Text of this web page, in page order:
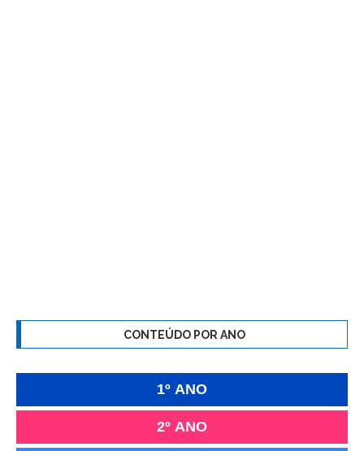
CONTEÚDO POR ANO
1º ANO
2º ANO